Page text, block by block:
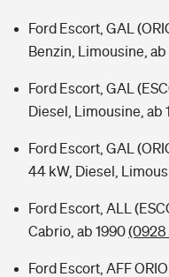
Ford Escort, GAL
Benzin, Limousine, ab
Ford Escort, GAL
Diesel, Limousine, ab
Ford Escort, GAL
44 kW, Diesel,
Ford Escort, ALL
Cabrio, ab 1990(0928
Ford Escort, AFF